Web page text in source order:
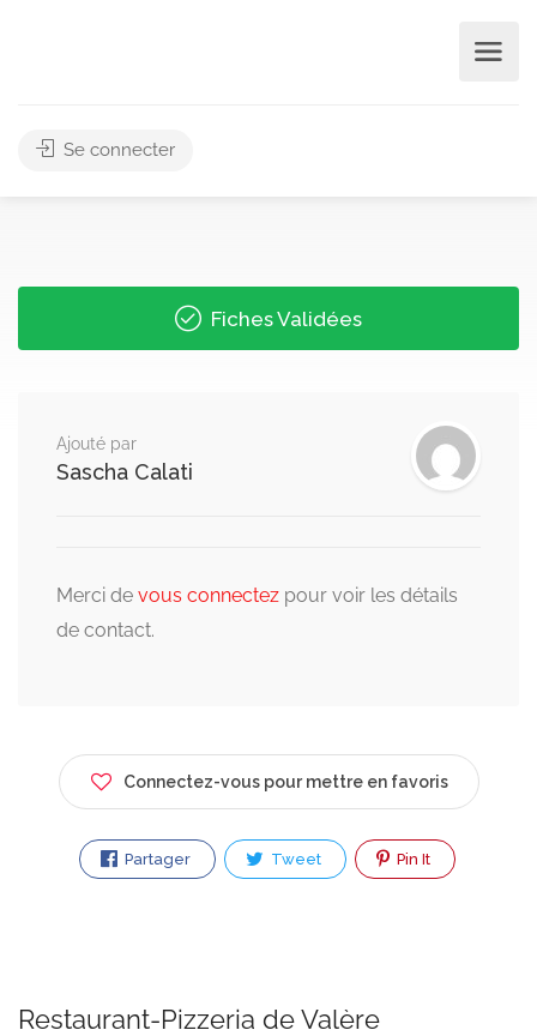
Se connecter
Fiches Validées
Ajouté par
Sascha Calati
Merci de vous connectez pour voir les détails
de contact.
Connectez-vous pour mettre en favoris
Partager Tweet Pin It
Restaurant-Pizzeria de Valère